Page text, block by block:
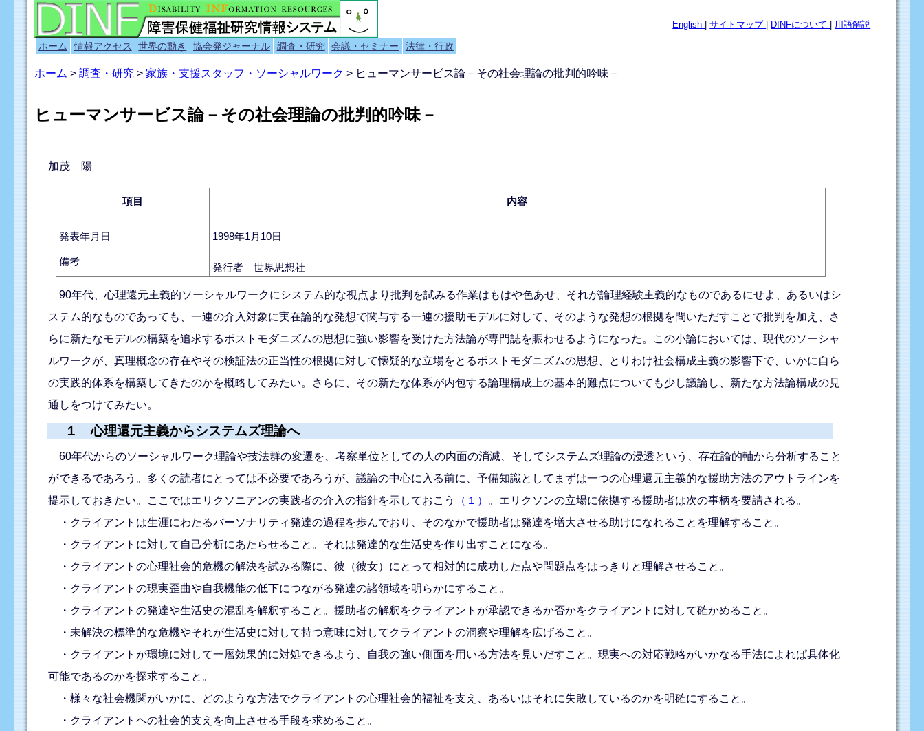
English |サイトマップ DINFについて 用語解説
ホーム 情報アクセス 世界の動き 協会発ジャーナル 調査・研究 会議・セミナー 法律・行政
ホーム >調査・研究 >家族・支援スタッフ・ソーシャルワーク > ヒューマンサービス論－その社会理論の批判的吟味－
ヒューマンサービス論－その社会理論の批判的吟味－
加茂 陽
項目 内容
発表年月日 1998年1月10日
備考
発行者 世界思想社
90年代、心理還元主義的ソーシャルワークにシステム的な視点より批判を試みる作業はもはや色あせ、それが論理経験主義的なものであるにせよ、あるいはシ
ステム的なものであっても、一連の介入対象に実在論的な発想で関与する一連の援助モデルに対して、そのような発想の根拠を問いただすことで批判を加え、さ
らに新たなモデルの構築を追求するポストモダニズムの思想に強い影響を受けた方法論が専門誌を賑わせるようになった。この小論においては、現代のソーシャ
ルワークが、真理概念の存在やその検証法の正当性の根拠に対して懐疑的な立場をとるポストモダニズムの思想、とりわけ社会構成主義の影響下で、いかに自ら
の実践的体系を構築してきたのかを概略してみたい。さらに、その新たな体系が内包する論理構成上の基本的難点についても少し議論し、新たな方法論構成の見
通しをつけてみたい。
１ 心理還元主義からシステムズ理論へ
60年代からのソーシャルワーク理論や技法群の変遷を、考察単位としての人の内面の消滅、そしてシステムズ理論の浸透という、存在論的軸から分析すること
ができるであろう。多くの読者にとっては不必要であろうが、議論の中心に入る前に、予備知識としてまずは一つの心理還元主義的な援助方法のアウトラインを
提示しておきたい。ここではエリクソニアンの実践者の介入の指針を示しておこう
（１）
。エリクソンの立場に依拠する援助者は次の事柄を要請される。
・クライアントは生涯にわたるバーソナリティ発達の過程を歩んでおり、そのなかで援助者は発達を増大させる助けになれることを理解すること。
・クライアントに対して自己分析にあたらせること。それは発達的な生活史を作り出すことになる。
・クライアントの心理社会的危機の解決を試みる際に、彼（彼女）にとって相対的に成功した点や問題点をはっきりと理解させること。
・クライアントの現実歪曲や自我機能の低下につながる発達の諸領域を明らかにすること。
・クライアントの発達や生活史の混乱を解釈すること。援助者の解釈をクライアントが承認できるか否かをクライアントに対して確かめること。
・未解決の標準的な危機やそれが生活史に対して持つ意味に対してクライアントの洞察や理解を広げること。
・クライアントが環境に対して一層効果的に対処できるよう、自我の強い側面を用いる方法を見いだすこと。現実への対応戦略がいかなる手法によれぱ具体化
可能であるのかを探求すること。
・様々な社会機関がいかに、どのような方法でクライアントの心理社会的福祉を支え、あるいはそれに失敗しているのかを明確にすること。
・クライアントヘの社会的支えを向上させる手段を求めること。